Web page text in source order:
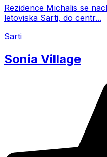
Rezidence Michalis se
letoviska Sarti, do centr...
Sarti
Sonia Village